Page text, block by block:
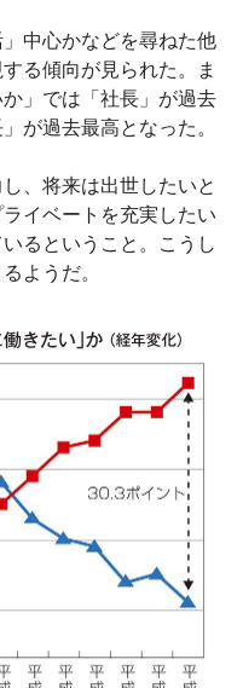
中心かなどを尋ねた他
る傾向が見られた。ま
」では「社長」が過去
が過去最高となった。
、将来は出世したいと
イベートを充実したい
るということ。こうし
ようだ。